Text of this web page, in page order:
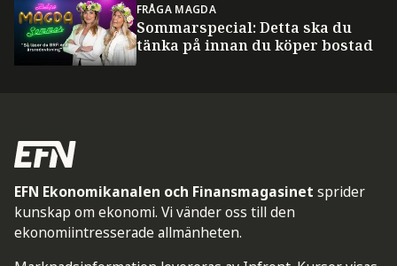
FRÅGA MAGDA
Sommarspecial: Detta ska du
tänka på innan du köper bostad
EFN Ekonomikanalen och Finansmagasinet sprider
kunskap om ekonomi. Vi vänder oss till den
ekonomiintresserade allmänheten.